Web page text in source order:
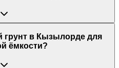
грунт в Кызылорде для
ёмкости?